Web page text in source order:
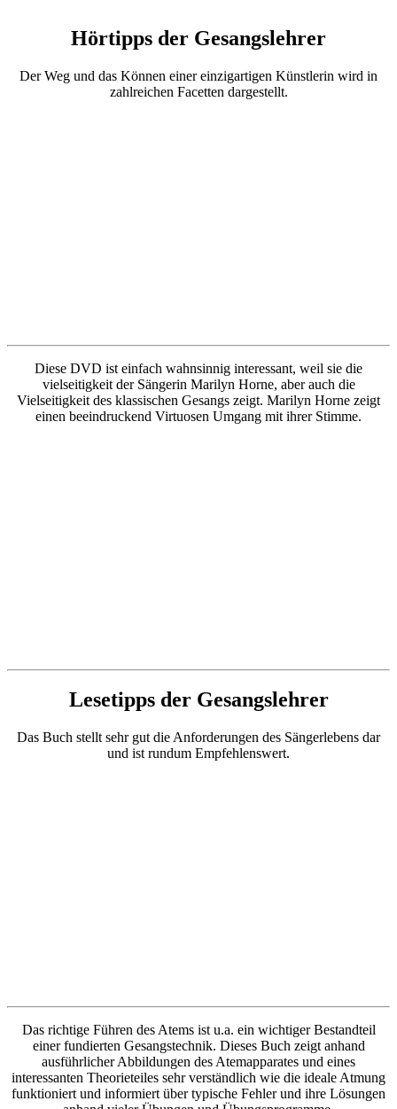
Hörtipps der Gesangslehrer
Der Weg und das Können einer einzigartigen Künstlerin wird in
zahlreichen Facetten dargestellt.
Diese DVD ist einfach wahnsinnig interessant, weil sie die
vielseitigkeit der Sängerin Marilyn Horne, aber auch die
Vielseitigkeit des klassischen Gesangs zeigt. Marilyn Horne zeigt
einen beeindruckend Virtuosen Umgang mit ihrer Stimme.
Lesetipps der Gesangslehrer
Das Buch stellt sehr gut die Anforderungen des Sängerlebens dar
und ist rundum Empfehlenswert.
Das richtige Führen des Atems ist u.a. ein wichtiger Bestandteil
einer fundierten Gesangstechnik. Dieses Buch zeigt anhand
ausführlicher Abbildungen des Atemapparates und eines
interessanten Theorieteiles sehr verständlich wie die ideale Atmung
funktioniert und informiert über typische Fehler und ihre Lösungen